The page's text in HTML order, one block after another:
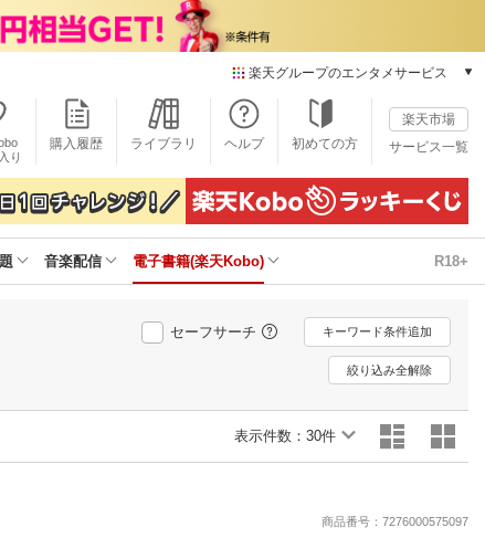
楽天グループのエンタメサービス
本/ゲーム/CD/DVD
楽天ブックス
電子書籍
楽天Kobo
雑誌読み放題
楽天ミュージック
動画配信
楽天TV
動画配信ガイド
Rチャンネル
エンタメニュース
り
購入履歴 ライブラリ ヘルプ 初めての方
楽天市場
サービス一覧
音楽配信 電子書籍(楽天Kobo) R18+
セーフサーチ キーワード条件追加
絞り込み全解除
表示件数： 30件
商品番号：7276000575097